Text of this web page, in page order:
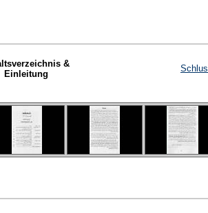
&
Einleitung